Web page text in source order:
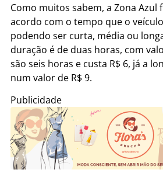
Como muitos sabem, a Zona Azul
acordo com o tempo que o
podendo ser curta, média ou
duração é de duas horas, com
são seis horas e custa R$ 6, já a
num valor de R$ 9.
Publicidade